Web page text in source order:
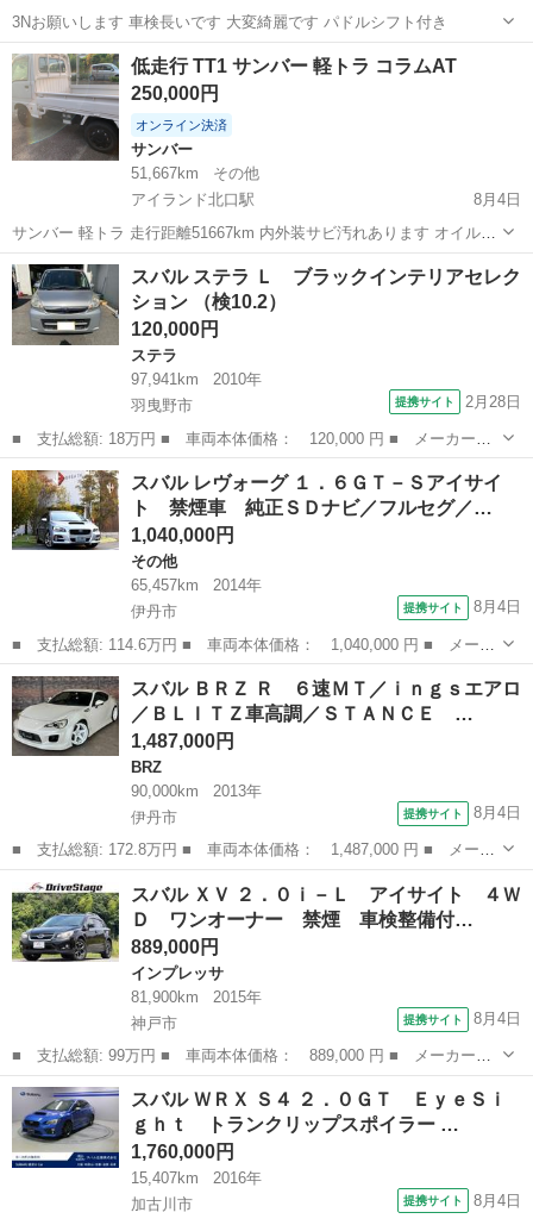
3Nお願いします 車検長いです 大変綺麗です パドルシフト付き
兵庫 姫路市 姫路駅 その他
低走行 TT1 サンバー 軽トラ コラムAT
250,000円
オンライン決済
サンバー
51,667km
その他
アイランド北口駅
8月4日
サンバー 軽トラ 走行距離51667km 内外装サビ汚れあります オイル滲
みあり 機関自体は好調です 現状渡し ディーラー点検したため、不具
合箇所他にありません。 現在車検切れの為、追加料金で車検付きでお
渡しします NCNR
兵庫 神戸市 サンバー
スバル ステラ Ｌ ブラックインテリアセレク
ション （検10.2）
120,000円
ステラ
97,941km
2010年
羽曳野市
提携サイト 2月28日
■ 支払総額: 18万円 ■ 車両本体価格： 120,000 円 ■ メーカー
名： スバル ■ 車種名： ステラ ■ グレード名： Ｌ ブラック
インテリアセレクション ■ 排気量： 660cc ■ ドア枚数： 5D ■
ミ...
大阪 羽曳野市
スバル レヴォーグ １．６ＧＴ－Ｓアイサイ
ト 禁煙車 純正ＳＤナビ／フルセグ／…
1,040,000円
その他
65,457km
2014年
伊丹市
提携サイト 8月4日
■ 支払総額: 114.6万円 ■ 車両本体価格： 1,040,000 円 ■ メーカ
ー名： スバル ■ 車種名： レヴォーグ ■ グレード名： １．６
ＧＴ－Ｓアイサイト 禁煙車 純正ＳＤナビ／フルセグ／ＣＤ／ＤＶ
Ｄ バッ...
兵庫 伊丹市
スバル ＢＲＺ Ｒ ６速ＭＴ／ｉｎｇｓエアロ
／ＢＬＩＴＺ車高調／ＳＴＡＮＣＥ …
1,487,000円
BRZ
90,000km
2013年
伊丹市
提携サイト 8月4日
■ 支払総額: 172.8万円 ■ 車両本体価格： 1,487,000 円 ■ メーカ
ー名： スバル ■ 車種名： ＢＲＺ ■ グレード名： Ｒ ６速Ｍ
Ｔ／ｉｎｇｓエアロ／ＢＬＩＴＺ車高調／ＳＴＡＮＣＥ ＭＡＧＩＣ
１８ＡＷ...
兵庫 伊丹市
スバル ＸＶ ２．０ｉ－Ｌ アイサイト ４Ｗ
Ｄ ワンオーナー 禁煙 車検整備付…
889,000円
インプレッサ
81,900km
2015年
神戸市
提携サイト 8月4日
■ 支払総額: 99万円 ■ 車両本体価格： 889,000 円 ■ メーカー
名： スバル ■ 車種名： ＸＶ ■ グレード名： ２．０ｉ－Ｌ
アイサイト ４ＷＤ ワンオーナー 禁煙 車検整備付 ルーフレー
ル パワーシート...
兵庫 神戸市
スバル ＷＲＸ Ｓ４ ２．０ＧＴ ＥｙｅＳｉ
ｇｈｔ トランクリップスポイラー …
1,760,000円
15,407km
2016年
加古川市
提携サイト 8月4日